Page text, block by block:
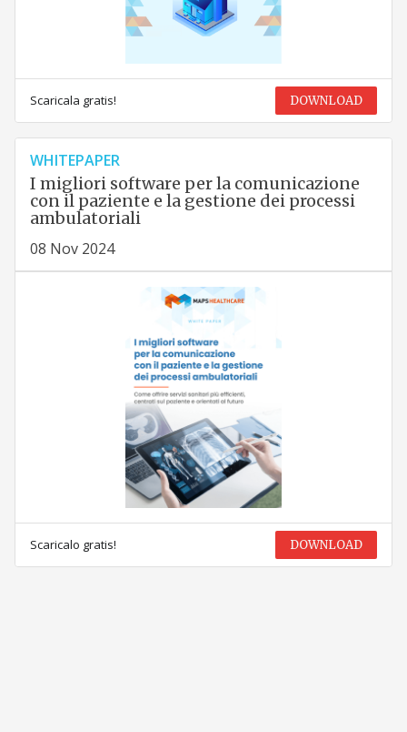
Scaricala gratis! DOWNLOAD
WHITEPAPER
I migliori software per la comunicazione
con il paziente e la gestione dei processi
ambulatoriali
08 Nov 2024
Scaricalo gratis! DOWNLOAD